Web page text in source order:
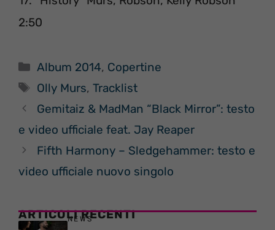
2:50
Categorie
Album 2014, Copertine
Tag
Olly Murs,Tracklist
Gemitaiz & MadMan “Black Mirror”: testo
e video ufficiale feat. Jay Reaper
Fifth Harmony – Sledgehammer: testo e
video ufficiale nuovo singolo
ARTICOLI RECENTI
NEWS